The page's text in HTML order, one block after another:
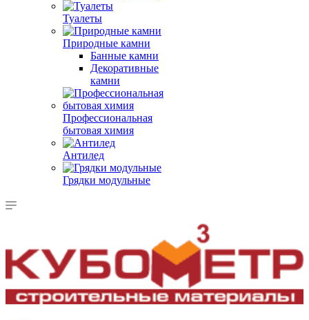
Туалеты
Природные камни
Банные камни
Декоративные
камни
Профессиональная
бытовая химия
Антилед
Грядки модульные